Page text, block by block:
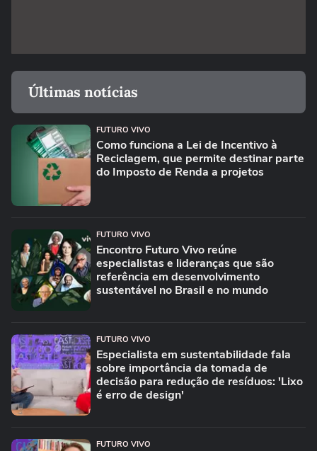
Últimas notícias
FUTURO VIVO
Como funciona a Lei de Incentivo à
Reciclagem, que permite destinar parte
do Imposto de Renda a projetos
FUTURO VIVO
Encontro Futuro Vivo reúne
especialistas e lideranças que são
referência em desenvolvimento
sustentável no Brasil e no mundo
FUTURO VIVO
Especialista em sustentabilidade fala
sobre importância da tomada de
decisão para redução de resíduos: 'Lixo
é erro de design'
FUTURO VIVO